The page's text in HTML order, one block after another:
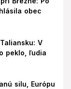
obec
V
peklo, ľudia
silu, Európu